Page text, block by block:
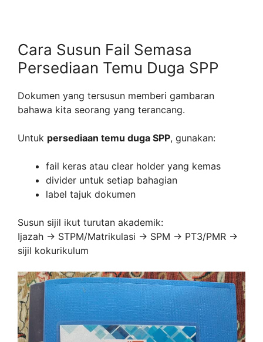
Cara Susun Fail Semasa
Persediaan Temu Duga SPP
Dokumen yang tersusun memberi gambaran
bahawa kita seorang yang terancang.
Untuk persediaan temu duga SPP, gunakan:
fail keras atau clear holder yang kemas
divider untuk setiap bahagian
label tajuk dokumen
Susun sijil ikut turutan akademik:
Ijazah → STPM/Matrikulasi → SPM → PT3/PMR →
sijil kokurikulum